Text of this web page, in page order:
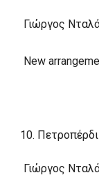
Γιώργος
New
Γιώργος